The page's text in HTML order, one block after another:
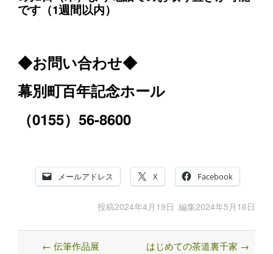
です（1週間以内）
◆お問い合わせ◆
幕別町百年記念ホール
（0155）56-8600
メールアドレス X Facebook
投稿2024年4月19日 編集2024年5月16日
Post
← 伝筆作品展 はじめての茶道裏千家 →